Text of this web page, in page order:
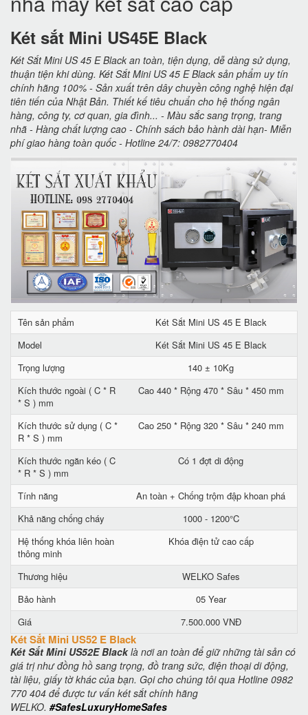
Két sắt Mini US45E Black
Két Sắt Mini US 45 E Black an toàn, tiện dụng, dễ dàng sử dụng,
thuận tiện khi dùng. Két Sắt Mini US 45 E Black sản phẩm uy tín
chính hãng 100% - Sản xuất trên dây chuyền công nghệ hiện đại
tiên tiến của Nhật Bản. Thiết kế tiêu chuẩn cho hệ thống ngân
hàng, công ty, cơ quan, gia đình... - Màu sắc sang trọng, trang
nhã - Hàng chất lượng cao - Chính sách bảo hành dài hạn- Miễn
phí giao hàng toàn quốc - Hotline 24/7: 0982770404
Tên sản phẩm
Két Sắt Mini US 45 E Black
Model
Két Sắt Mini US 45 E Black
Trọng lượng
140 ± 10Kg
Kích thước ngoài ( C * R
* S ) mm
Cao 440 * Rộng 470 * Sâu * 450 mm
Kích thước sử dụng ( C *
R * S ) mm
Cao 250 * Rộng 320 * Sâu * 240 mm
Kích thước ngăn kéo ( C
* R * S ) mm
Có 1 đợt di động
Tính năng
An toàn + Chống trộm đập khoan phá
Khả năng chống cháy
1000 - 1200°C
Hệ thống khóa liên hoàn
thông minh
Khóa điện tử cao cấp
Thương hiệu
WELKO Safes
Bảo hành
05 Year
Giá
7.500.000 VNĐ
Két Sắt Mini US52 E Black
Két Sắt Mini US52E Blacklà nơi an toàn để giữ những tài sản có
giá trị như đồng hồ sang trọng, đồ trang sức, điện thoại di động,
tài liệu, giấy tờ khác của bạn. Gọi cho chúng tôi qua Hotline 0982
770 404 để được tư vấn két sắt chính hãng
WELKO. #SafesLuxuryHomeSafes